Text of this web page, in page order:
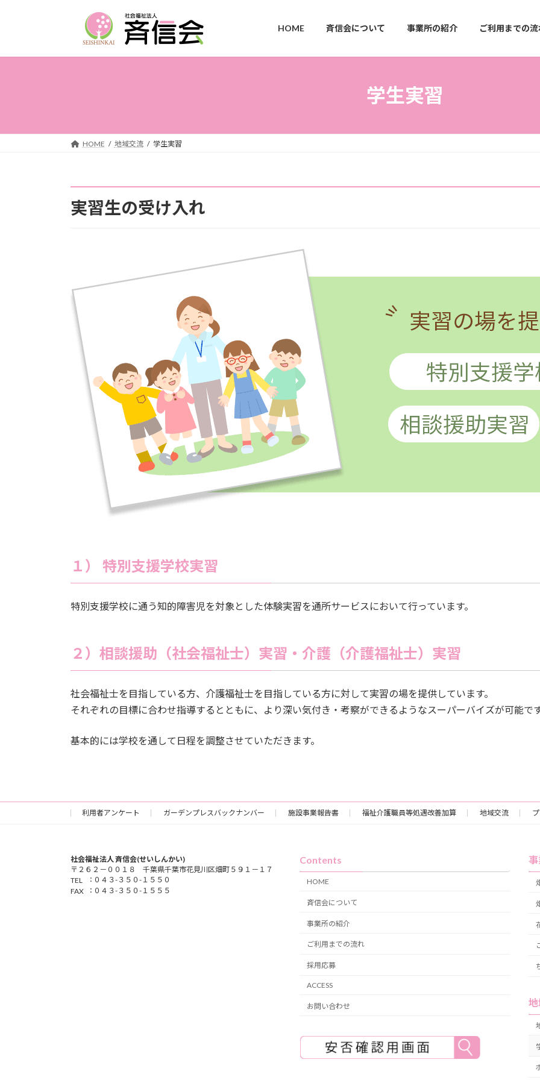
プ
動
HOME 斉信会について 事業所の紹介 ご利用までの流
学生実習
HOME 地域交流 学生実習
実習生の受け入れ
１） 特別支援学校実習
特別支援学校に通う知的障害児を対象とした体験実習を通所サービスにおいて行っています。
２）相談援助（社会福祉士）実習・介護（介護福祉士）実習
社会福祉士を目指している方、介護福祉士を目指している方に対して実習の場を提供しています。
それぞれの目標に合わせ指導するとともに、より深い気付き・考察ができるようなスーパーバイズが可能で
基本的には学校を通して日程を調整させていただきます。
利用者アンケート ガーデンプレスバックナンバー 施設事業報告書 福祉介護職員等処遇改善加算 地域交流
社会福祉法人 斉信会(せいしんかい)
〒２６２－００１８ 千葉県千葉市花見川区畑町５９１－１７
TEL
： ０４３-３５０-１５５０
FAX
： ０４３-３５０-１５５５
Contents
HOME
斉信会について
事業所の紹介
ご利用までの流れ
採用応募
ACCESS
お問い合わせ